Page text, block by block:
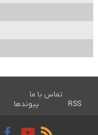
تماس با ما
RSS
پیوندها